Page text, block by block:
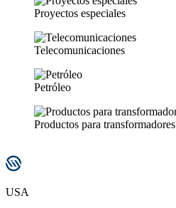
Proyectos especiales
Telecomunicaciones
Petróleo
Productos para transformadores
USA